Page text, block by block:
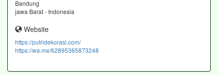
Bandung
jawa Barat - Indonesia
Website
https://putridekorasi.com/
https://wa.me/62895365873248